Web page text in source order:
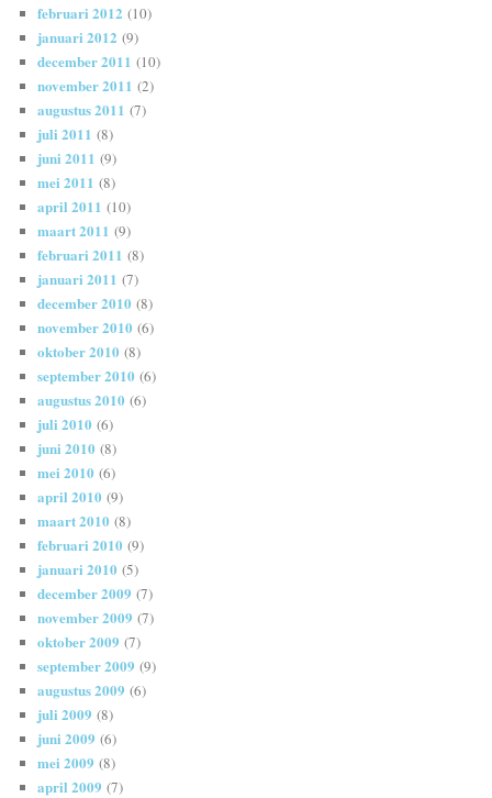
februari 2012 (10)
januari 2012 (9)
december 2011 (10)
november 2011 (2)
augustus 2011 (7)
juli 2011 (8)
juni 2011 (9)
mei 2011 (8)
april 2011 (10)
maart 2011 (9)
februari 2011 (8)
januari 2011 (7)
december 2010 (8)
november 2010 (6)
oktober 2010 (8)
september 2010 (6)
augustus 2010 (6)
juli 2010 (6)
juni 2010 (8)
mei 2010 (6)
april 2010 (9)
maart 2010 (8)
februari 2010 (9)
januari 2010 (5)
december 2009 (7)
november 2009 (7)
oktober 2009 (7)
september 2009 (9)
augustus 2009 (6)
juli 2009 (8)
juni 2009 (6)
mei 2009 (8)
april 2009 (7)